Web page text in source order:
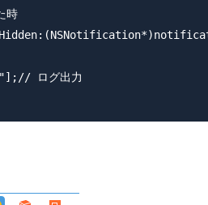
時
ログ出力